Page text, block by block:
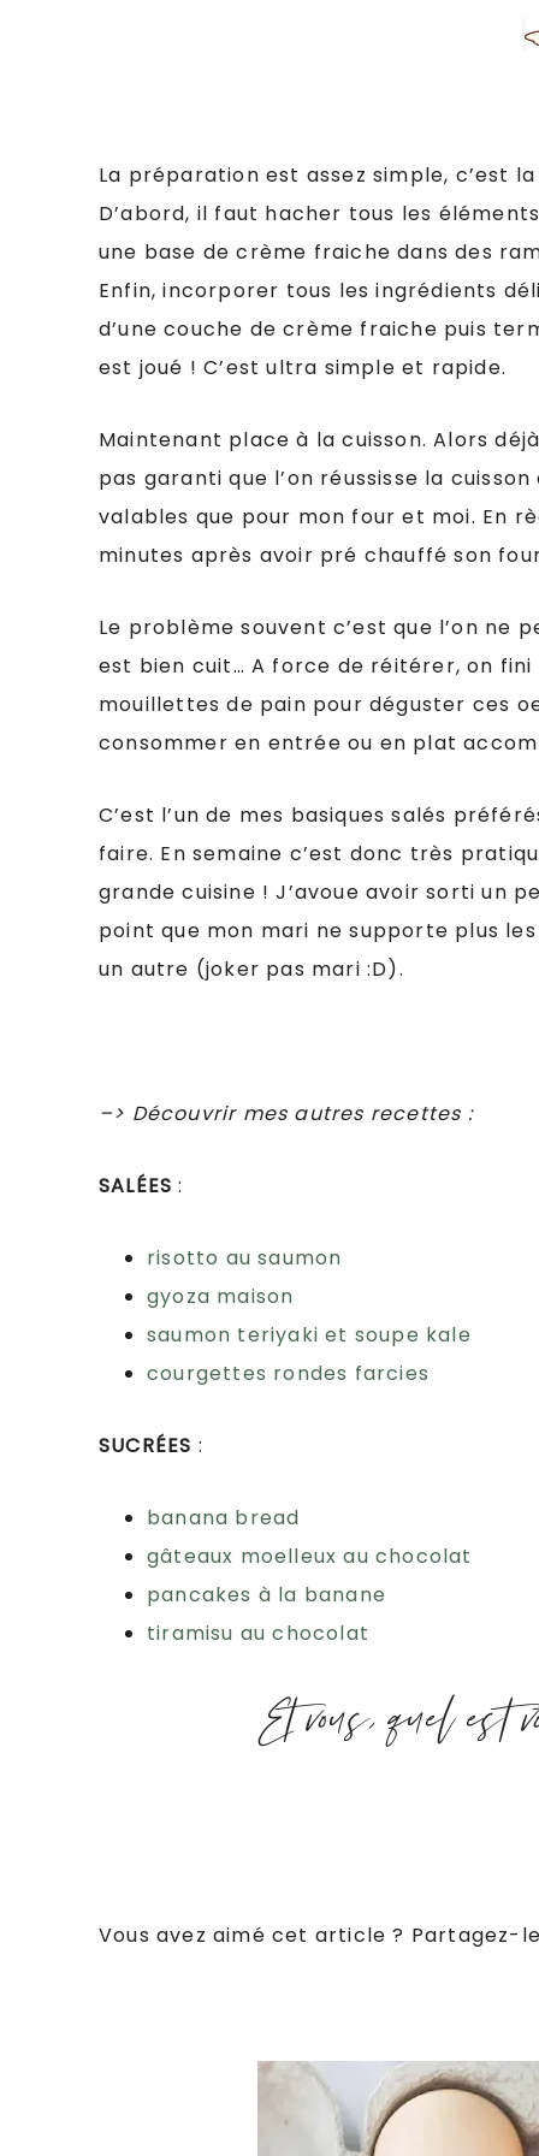
La préparation est assez simple, c’est
D’abord, il faut hacher tous les
une base de crème fraiche dans des
Enfin, incorporer tous les ingrédients
d’une couche de crème fraiche puis
est joué ! C’est ultra simple et rapide.
Maintenant place à la cuisson. Alors
pas garanti que l’on réussisse la
valables que pour mon four et moi. En
minutes après avoir pré chauffé son
Le problème souvent c’est que l’on ne
est bien cuit… A force de réitérer, on
mouillettes de pain pour déguster ces
consommer en entrée ou en plat
C’est l’un de mes basiques salés
faire. En semaine c’est donc très
grande cuisine ! J’avoue avoir sorti un
point que mon mari ne supporte plus
un autre (joker pas mari :D).
–> Découvrir mes autres recettes :
SALÉES :
risotto au saumon
gyoza maison
saumon teriyaki et soupe kale
courgettes rondes farcies
SUCRÉES :
banana bread
gâteaux moelleux au chocolat
pancakes à la banane
tiramisu au chocolat
Et vous, quel est
Vous avez aimé cet article ? Partagez-